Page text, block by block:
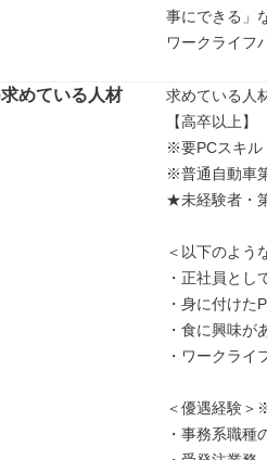
事にできる」
ワークライフ
求めている人材
求めている人
【高卒以上】
※要PCスキル
※普通自動車
★未経験者・
＜以下のよう
・正社員とし
・身に付けた
・食に興味が
・ワークライ
＜優遇経験＞
・事務系職種